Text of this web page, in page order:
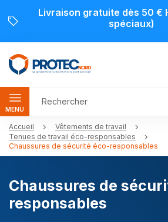
Livraison gratuite dès 50 €
spéciaux)
MENU
Accueil
Vêtements de travail
Tenues de travail éco-responsables
Chaussures de sécurité éco-responsables
Chaussures de
responsables